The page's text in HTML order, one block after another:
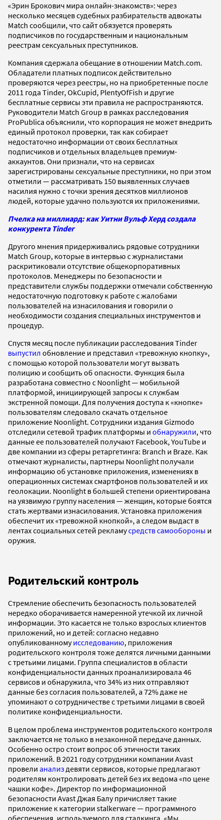
«Эрин Брокович мира онлайн-знакомств»: через
несколько месяцев судебных разбирательств адвокаты
Match сообщили, что сайт обязуется проверять
подписчиков по государственным и национальным
реестрам сексуальных преступников.
Компания сдержала обещание в отношении Match.com.
Обладатели платных подписок действительно
проверяются через реестры, но на приобретенные после
2011 года Tinder, OkCupid, PlentyOfFish и другие
бесплатные сервисы эти правила не распространяются.
Руководители Match Group в рамках расследования
ProPublica объяснили, что корпорация не может внедрить
единый протокол проверки, так как собирает
недостаточно информации от своих бесплатных
подписчиков и отдельных владельцев премиум-
аккаунтов. Они признали, что на сервисах
зарегистрированы сексуальные преступники, но при этом
отметили — рассматривать 150 выявленных случаев
насилия нужно с точки зрения десятков миллионов
людей, которые удачно пользуются их приложениями.
Пчелка на миллиард: как Уитни Вульф Херд создала
конкурента Tinder
Другого мнения придерживались рядовые сотрудники
Match Group, которые в интервью с журналистами
раскритиковали отсутствие общекорпоративных
протоколов. Менеджеры по безопасности и
представители службы поддержки отмечали собственную
недостаточную подготовку к работе с жалобами
пользователей на изнасилования и говорили о
необходимости создания специальных инструментов и
процедур.
Спустя месяц после публикации расследования Tinder
выпустил обновление и представил «тревожную кнопку»,
с помощью которой пользователи могут вызвать
полицию и сообщить об опасности. Функция была
разработана совместно с Noonlight — мобильной
платформой, инициирующей запросы к службам
экстренной помощи. Для получения доступа к «кнопке»
пользователям следовало скачать отдельное
приложение Noonlight. Сотрудники издания Gizmodo
отследили сетевой трафик платформы и обнаружили, что
данные ее пользователей получают Facebook, YouTube и
две компании из сферы ретаргетинга: Branch и Braze. Как
отмечают журналисты, партнеры Noonlight получали
информацию об установке приложения, изменениях в
операционных системах смартфонов пользователей и их
геолокации. Noonlight в большей степени ориентирована
на уязвимую группу населения — женщин, которые боятся
стать жертвами изнасилования. Установка приложения
обеспечит их «тревожной кнопкой», а следом выдаст в
лентах социальных сетей рекламусредств самообороны и
оружия.
Родительский контроль
Стремление обеспечить безопасность пользователей
нередко оборачивается намеренной утечкой их личной
информации. Это касается не только взрослых клиентов
приложений, но и детей: согласно недавно
опубликованномуисследованию, приложения
родительского контроля тоже делятся личными данными
с третьими лицами. Группа специалистов в области
конфиденциальности данных проанализировала 46
сервисов и обнаружила, что 34% из них отправляют
данные без согласия пользователей, а 72% даже не
упоминают о сотрудничестве с третьими лицами в своей
политике конфиденциальности.
В целом проблема инструментов родительского контроля
заключается не только в незаконной передаче данных.
Особенно остро стоит вопрос об этичности таких
приложений. В 2021 году сотрудники компании Avast
провели анализдевяти сервисов, которые предлагают
родителям контролировать детей без их ведома «по цене
чашки кофе». Директор по информационной
безопасности Avast Джая Балу причисляет такие
приложение к категории stalkerware — программного